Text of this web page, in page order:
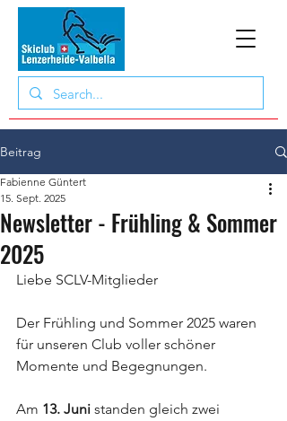
Beitrag
Newsletter - Frühling & Sommer
2025
Fabienne Güntert
15. Sept. 2025
Liebe SCLV-Mitglieder
Der Frühling und Sommer 2025 waren
für unseren Club voller schöner
Momente und Begegnungen.
Am 13. Juni standen gleich zwei